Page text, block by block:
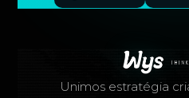
Unimos estratégia